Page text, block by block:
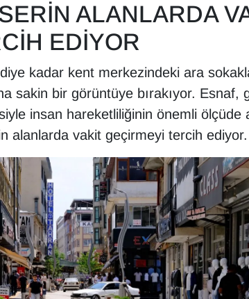
ALANLARDA
EDİYOR
kadar kent merkezindeki ara
sakin bir görüntüye bırakıyor. Esnaf,
insan hareketliliğinin önemli ölçüde
alanlarda vakit geçirmeyi tercih ediyor.